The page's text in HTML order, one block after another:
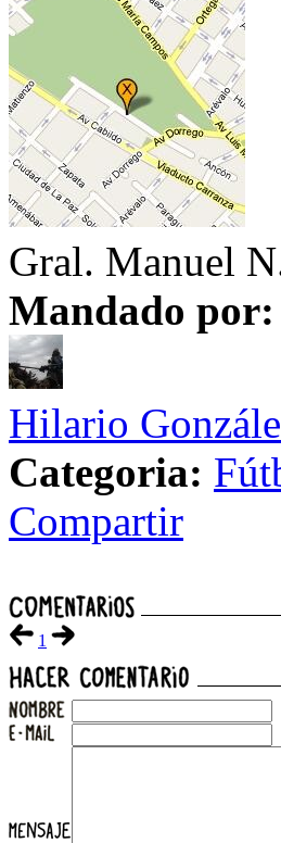
Gral. Manuel
Mandado por:
Hilario
Categoria:
Compartir
1